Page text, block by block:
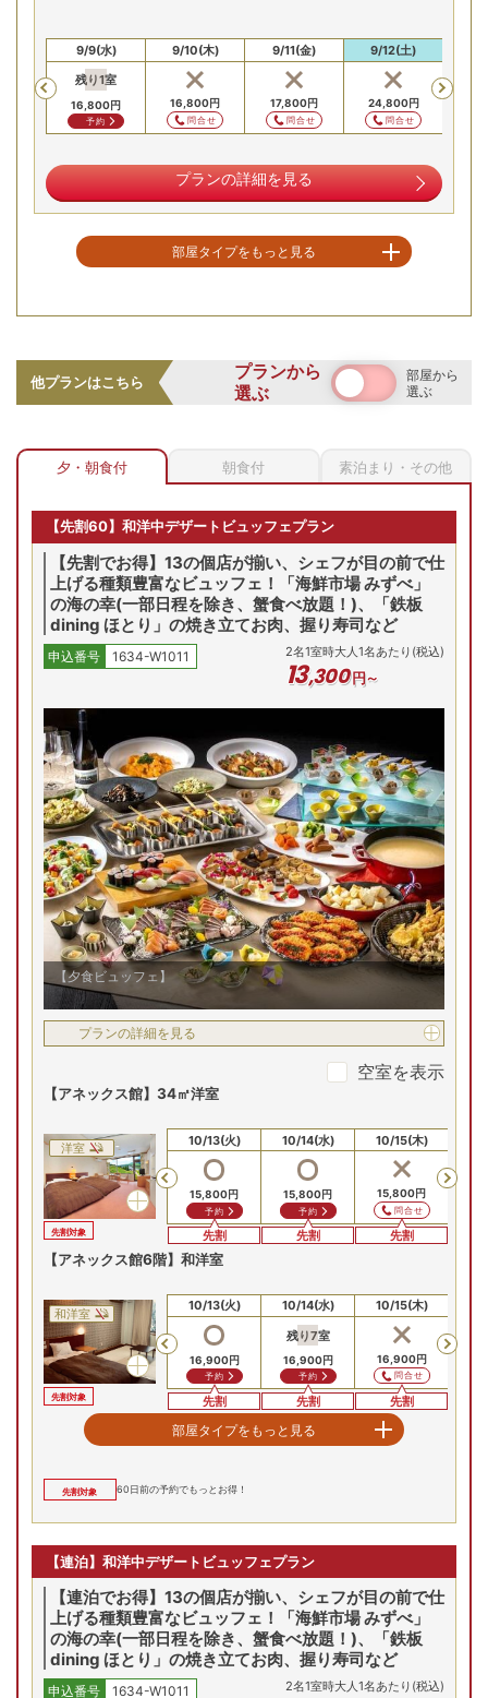
樽ヶ沢温泉の湯を堪能できる「木の湯」や、水着着用で入れ
る湖畔混浴露天風呂「空」など、種類豊富な温泉をご用意。
壮大な景色の中で、開放感あふれる湯浴みを楽しめます。
夕食はカニ脚も食べ放題の和洋中ビュッフェが大人気。 出来
てナンなど種類豊富な料理を楽しめます。
賑やかな「しらかば仲見世」は、信州の特産品や地酒が揃う
圧巻の品揃え。縁日のような活気ある空間での買い物や、家
族で盛り上がる卓球を楽しめます。開放感あふれる空間で、
館内を巡るだけで心躍るリゾートです。
Previous
9/9(水)
残り1室
16,800円
予約
9/10(木)
16,800円
問合せ
9/11(金)
17,800円
問合せ
9/12(土)
24,800円
問合せ
プランの詳細を見る
部屋タイプをもっと見る
【東館】 和モダン客室/例
お部屋の詳細を見る
17,600
Previous
9/2(水)
残り 室
予約
9/3(木)
円
9/4(金)
問合せ
9/5(土)
28,100
問合せ
プランの詳細を見る
空室を表示
和洋室
【アネックス館】最上階和み
客室/例
【お部屋タイプ】
お部屋の詳細を見る
【アネックス館】最上階
和み客室
申込番号 1634-W1011 2名1室時大人1名あたり(税込)
17
Previous
残り2室
予約 問合せ 問合せ
9/6(日)
問合せ
プランの詳細を見る
他プランはこちら
プランから
選ぶ
部屋から
選ぶ
夕・朝食付 朝食付 素泊まり・その他
【先割60】和洋中デザートビュッフェプラン
【先割でお得】13の個店が揃い、シェフが目の前で仕
上げる種類豊富なビュッフェ！「海鮮市場 みずべ」
の海の幸(一部日程を除き、蟹食べ放題！)、「鉄板
dining ほとり」の焼き立てお肉、握り寿司など
申込番号 1634-W1011 2名1室時大人1名あたり(税込)
13,300円～
【夕食ビュッフェ】
プランの詳細を見る
空室を表示
【アネックス館】34㎡洋室
洋室
先割対象
Previous
10/11(日) 10/12(月)
16,800円
問合せ
10/13(火)
15,800円
予約
先割
10/14(水)
15,800円
予約
先割
10/15(木)
15,800円
問合せ
先割
【アネックス館6階】和洋室
和洋室
先割対象
Previous
10/11(日) 10/12(月)
17,900円
問合せ
10/13(火)
16,900円
予約
先割
10/14(水)
残り7室
16,900円
予約
先割
10/15(木)
16,900円
問合せ
先割
【東館】 和モダン客室
和洋室
先割対象
20,100円
先割
19,100円
先割
19,100円
先割
19,100円
【アネックス館】最上階和み客室
和洋室
Previous
10/11(日) 10/12(月)
20,100円
10/13(火)
残り5室
10/14(水)
残り5 室
19,100円
10/15(木)
19,100円
部屋タイプをもっと見る
先割対象 60 日前の予約でもっとお得！
【連泊】和洋中デザートビュッフェプラン
【連泊でお得】13の個店が揃い、シェフが目の前で仕
上げる種類豊富なビュッフェ！「海鮮市場 みずべ」
の海の幸(一部日程を除き、蟹食べ放題！)、「鉄板
dining ほとり」の焼き立てお肉、握り寿司など
申込番号 1634-W1011 2名1室時大人1名あたり(税込)